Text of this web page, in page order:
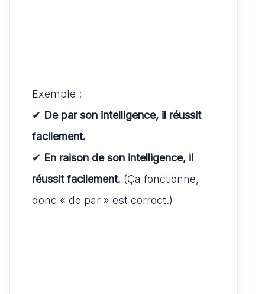
Exemple :
✔ De par son intelligence, il réussit
facilement.
✔ En raison de son intelligence, il
réussit facilement. (Ça fonctionne,
donc « de par » est correct.)